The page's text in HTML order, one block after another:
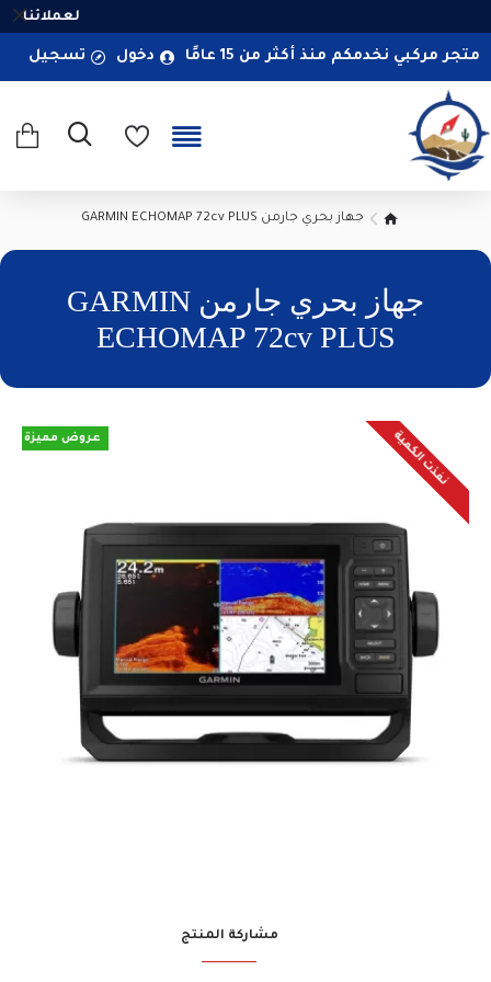
لعملائنا
متجر مركبي نخدمكم منذ أكثر من 15 عامًا دخول تسجيل
جهاز بحري جارمن GARMIN ECHOMAP 72cv PLUS
جهاز بحري جارمن GARMIN
ECHOMAP 72cv PLUS
عروض مميزة نفذت الكمية
مشاركة المنتج